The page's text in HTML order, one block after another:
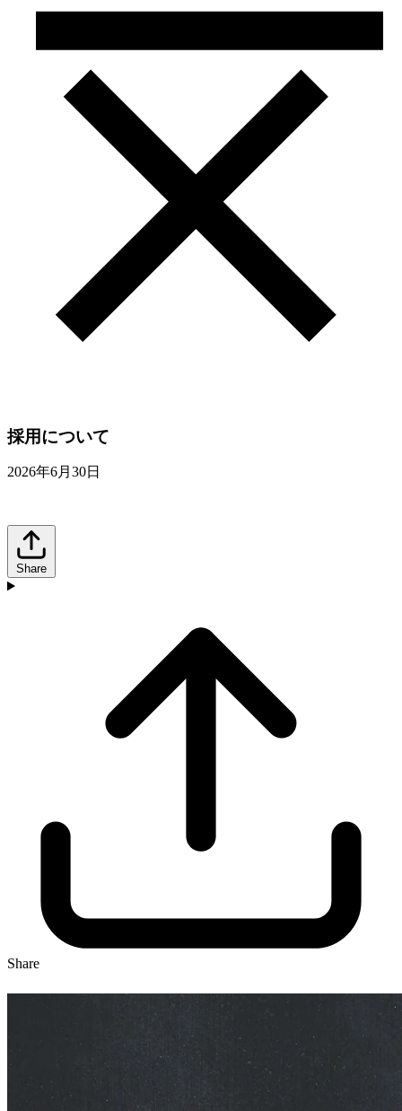
採用について
2026年6月30日
Share
Share